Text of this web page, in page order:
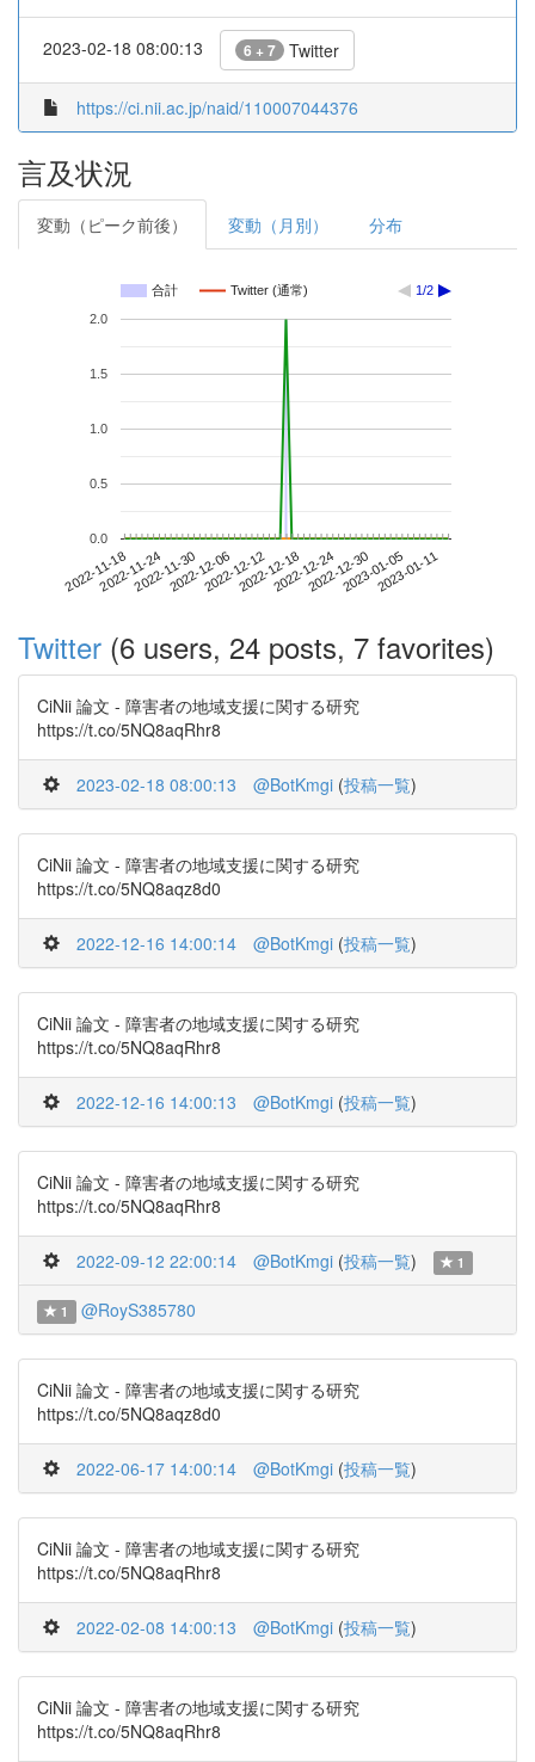
2023-02-18 08:00:13 6 + 7 Twitter
https://ci.nii.ac.jp/naid/110007044376
言及状況
変動（ピーク前後） 変動（月別） 分布
合計 Twitter (通常) 1/2
2022-11-182022-11-242022-11-302022-12-062022-12-122022-12-182022-12-242022-12-302023-01-052023-01-11
0.0
0.5
1.0
1.5
2.0
Twitter (6 users, 24 posts, 7 favorites)
CiNii 論文 - 障害者の地域支援に関する研究
https://t.co/5NQ8aqRhr8
2023-02-18 08:00:13 @BotKmgi (投稿一覧)
CiNii 論文 - 障害者の地域支援に関する研究
https://t.co/5NQ8aqz8d0
2022-12-16 14:00:14 @BotKmgi (投稿一覧)
CiNii 論文 - 障害者の地域支援に関する研究
https://t.co/5NQ8aqRhr8
2022-12-16 14:00:13 @BotKmgi (投稿一覧)
CiNii 論文 - 障害者の地域支援に関する研究
https://t.co/5NQ8aqRhr8
2022-09-12 22:00:14 @BotKmgi (投稿一覧) 1
1 @RoyS385780
CiNii 論文 - 障害者の地域支援に関する研究
https://t.co/5NQ8aqz8d0
2022-06-17 14:00:14 @BotKmgi (投稿一覧)
CiNii 論文 - 障害者の地域支援に関する研究
https://t.co/5NQ8aqRhr8
2022-02-08 14:00:13 @BotKmgi (投稿一覧)
CiNii 論文 - 障害者の地域支援に関する研究
https://t.co/5NQ8aqRhr8